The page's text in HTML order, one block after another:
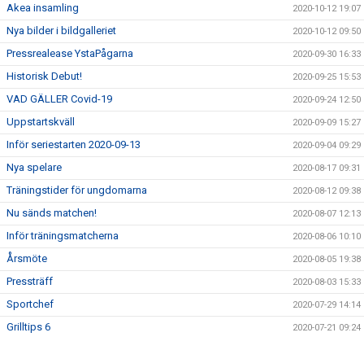
Akea insamling 2020-10-12 19:07
Nya bilder i bildgalleriet 2020-10-12 09:50
Pressrealease YstaPågarna 2020-09-30 16:33
Historisk Debut! 2020-09-25 15:53
VAD GÄLLER Covid-19 2020-09-24 12:50
Uppstartskväll 2020-09-09 15:27
Inför seriestarten 2020-09-13 2020-09-04 09:29
Nya spelare 2020-08-17 09:31
Träningstider för ungdomarna 2020-08-12 09:38
Nu sänds matchen! 2020-08-07 12:13
Inför träningsmatcherna 2020-08-06 10:10
Årsmöte 2020-08-05 19:38
Pressträff 2020-08-03 15:33
Sportchef 2020-07-29 14:14
Grilltips 6 2020-07-21 09:24